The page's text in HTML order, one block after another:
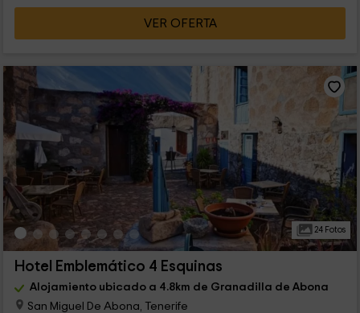
VER OFERTA
24 Fotos
Hotel Emblemático 4 Esquinas
Alojamiento ubicado a 4.8km de Granadilla de Abona
San Miguel De Abona, Tenerife